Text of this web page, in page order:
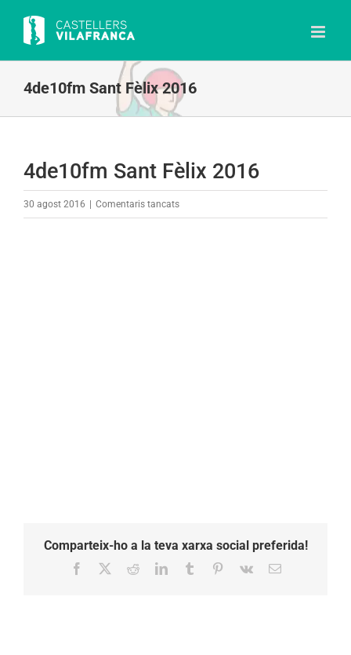
content
4de10fm Sant Fèlix 2016
4de10fm Sant Fèlix 2016
30 agost 2016 Comentaris tancatsa
Comparteix-ho a la teva xarxa social preferida!
Facebook RedditLinkedInTumblr Pinterest
Vk Email: